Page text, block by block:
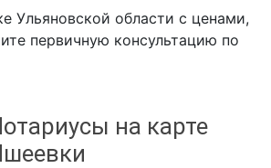
Ульяновской области с ценами,
первичную консультацию по
на карте